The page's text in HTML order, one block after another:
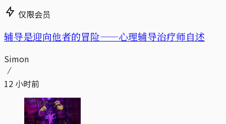
仅限会员
辅导是迎向他者的冒险——心理辅导治疗师自述
Simon
12 小时前